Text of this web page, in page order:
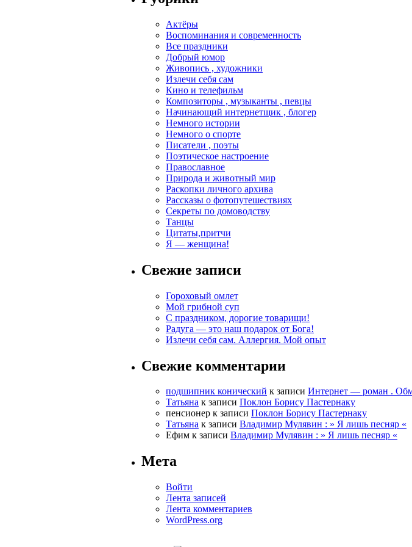
Актёры
Воспоминания и современность
Все праздники
Добрый юмор
Живопись , художники
Излечи себя сам
Кино и телефильм
Композиторы , музыканты , певцы
Начинающий интернетщик , блогер
Немного истории
Немного о спорте
Писатели , поэты
Поэтическое настроение
Православное
Природа и животный мир
Раскопки личного архива
Рассказы о фотопутешествиях
Секреты по домоводству
Танцы
Цитаты,притчи
Я — женщина!
Свежие записи
Гороховый омлет
Мой грибной суп
С праздником, дорогие товарищи!
Радуга — это наш подарок от Бога!
Излечи себя сам. Аллергия. Мой опыт
Свежие комментарии
подшипник конический к записи Интернет — роман .
Татьяна к записи Поклон Борису Пастернаку
пенсионер к записи Поклон Борису Пастернаку
Татьяна к записи Владимир Мулявин : » Я лишь песняр «
Ефим к записи Владимир Мулявин : » Я лишь песняр «
Мета
Войти
Лента записей
Лента комментариев
WordPress.org